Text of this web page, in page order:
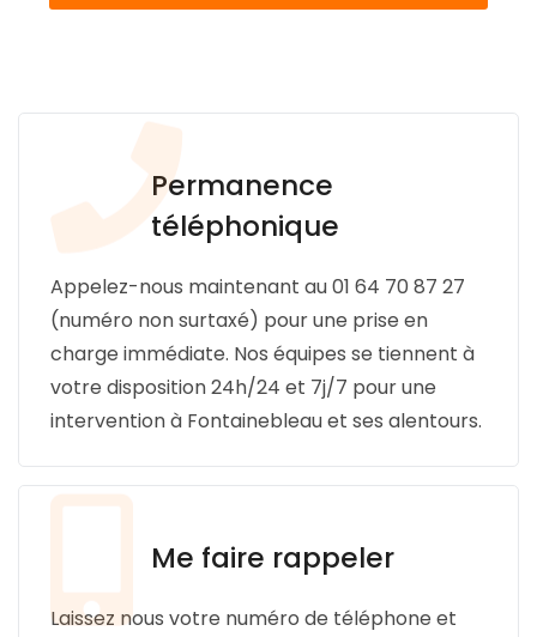
PRÉVOIR SES OBSÈQUES
Entretien de sépulture
Livraison de Fleurs Naturelles
Livraison de plaques
Nos capitons funéraires
Nos monuments
Nos urnes funéraires
NOTRE AGENCE
ESPACE FAMILLE
Permanence
téléphonique
Appelez-nous maintenant au 01 64 70 87 27
(numéro non surtaxé) pour une prise en
charge immédiate. Nos équipes se tiennent à
votre disposition 24h/24 et 7j/7 pour une
intervention à Fontainebleau et ses alentours.
Me faire rappeler
Laissez nous votre numéro de téléphone et